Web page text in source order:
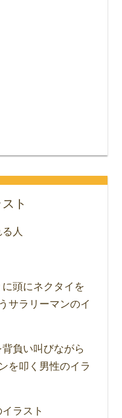
ト
人
頭にネクタイを
サラリーマンのイ
負い叫びながら
を叩く男性のイラ
ラスト